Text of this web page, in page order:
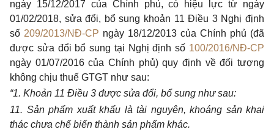
ngày 15/12/2017 của Chính phủ, có hiệu lực từ ngày
01/02/2018, sửa đổi, bổ sung khoản 11 Điều 3 Nghị định
số 209/2013/NĐ-CP ngày 18/12/2013 của Chính phủ (đã
được sửa đổi bổ sung tại Nghị định số 100/2016/NĐ-CP
ngày 01/07/2016 của Chính phủ) quy định về đối tượng
không chịu thuế GTGT như sau:
“1. Khoản 11 Điều 3 được sửa đổi, bổ sung như sau:
11. Sản phẩm xuất khẩu là tài nguyên, khoáng sản khai
thác chưa chế biến thành sản phẩm khác.